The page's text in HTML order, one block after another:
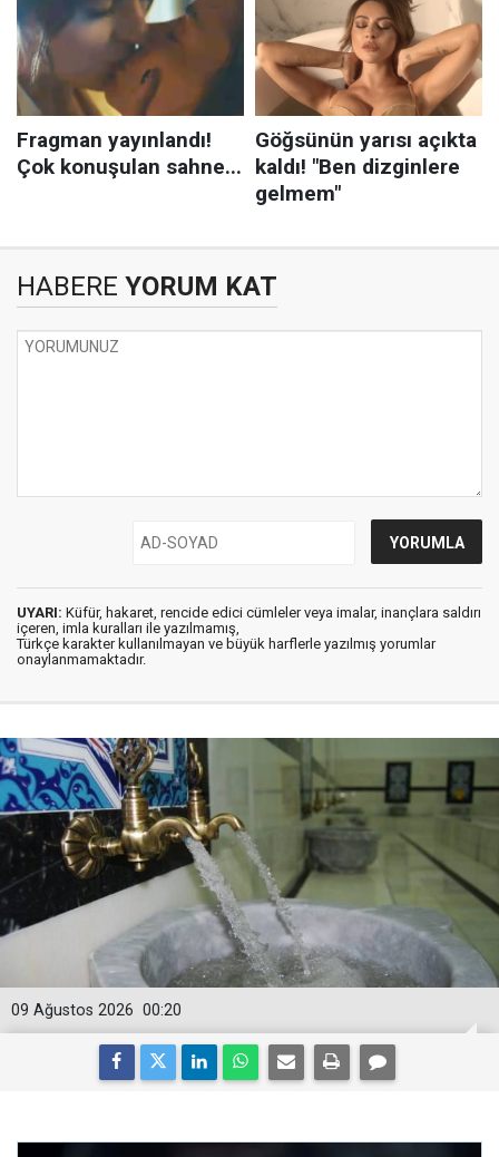
HABERE YORUM KAT
UYARI: Küfür, hakaret, rencide edici cümleler veya imalar, inançlara saldırı
içeren, imla kuralları ile yazılmamış,
Türkçe karakter kullanılmayan ve büyük harflerle yazılmış yorumlar
onaylanmamaktadır.
00:20
09 Ağustos 2026